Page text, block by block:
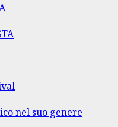
nel suo genere